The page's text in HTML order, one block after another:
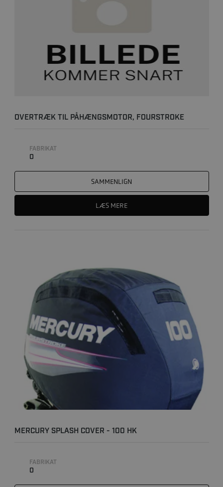
OVERTRÆK TIL PÅHÆNGSMOTOR, FOURSTROKE
FABRIKAT
0
SAMMENLIGN
LÆS MERE
MERCURY SPLASH COVER - 100 HK
FABRIKAT
0